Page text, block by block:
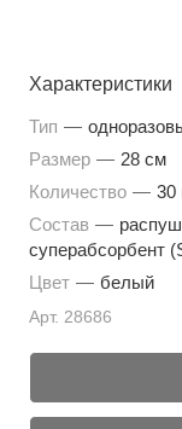
Характеристики
Тип —
Размер — 28 см
Количество — 30
Состав —
суперабсорбент
Цвет — белый
Арт. 28686